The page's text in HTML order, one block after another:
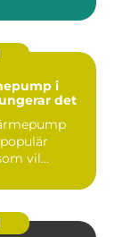
i
det
vil...